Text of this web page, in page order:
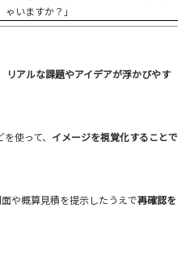
ゃいますか？」
リアルな課題やアイデアが浮かびやす
を使って、 イメージを視覚化することで
や概算見積を提示したうえで再確認を